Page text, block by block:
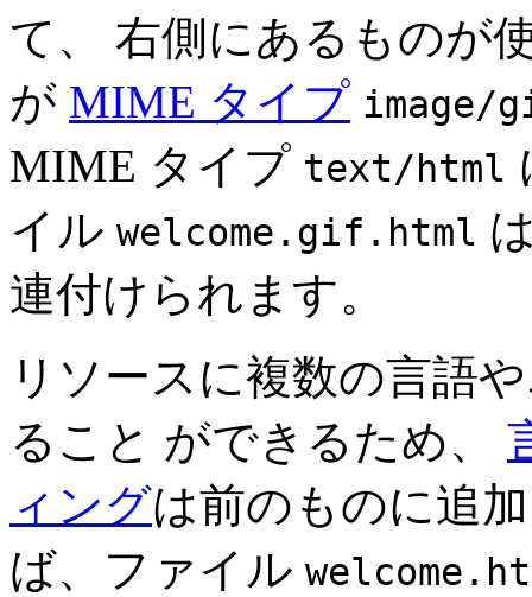
て、 右側にあるものが
が MIME タイプ image/
MIME タイプ text/html
イル welcome.gif.html
連付けられます。
リソースに複数の言語
ること ができるため、
ィングは前のものに追
ば、ファイル